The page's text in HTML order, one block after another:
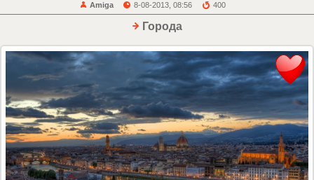
Amiga 8-08-2013, 08:56 400
Города